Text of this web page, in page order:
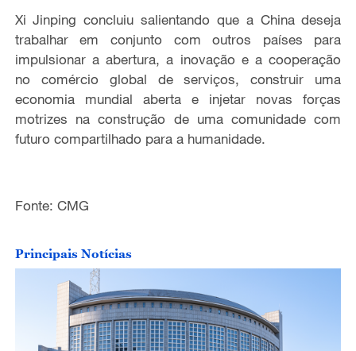
Xi Jinping concluiu salientando que a Chinadeseja
trabalhar em conjunto com outros países
para
impulsionar a abertura,a inovação ea cooperação
no comércio global de serviços, construir uma
economia mundial aberta e injetar novas forças
motrizes na construção de uma comunidade com
futuro compartilhado para ahumanidade.
Fonte: CMG
Principais Notícias